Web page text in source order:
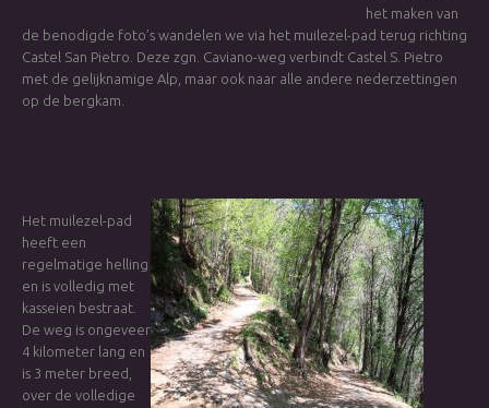
het maken van
de benodigde foto’s wandelen we via het muilezel-pad terug richting
Castel San Pietro. Deze zgn. Caviano-weg verbindt Castel S. Pietro
met de gelijknamige Alp, maar ook naar alle andere nederzettingen
op de bergkam.
Het muilezel-pad
heeft een
regelmatige helling
en is volledig met
kasseien bestraat.
De weg is ongeveer
4 kilometer lang en
is 3 meter breed,
over de volledige